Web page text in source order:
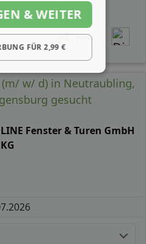
Teilen
w/ d) in Neutraubling,
gesucht
Fenster & Turen GmbH
& WEITER
FÜR 2,99 €